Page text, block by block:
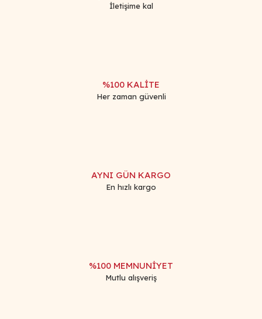
İletişime kal
%100 KALİTE
Her zaman güvenli
AYNI GÜN KARGO
En hızlı kargo
%100 MEMNUNİYET
Mutlu alışveriş